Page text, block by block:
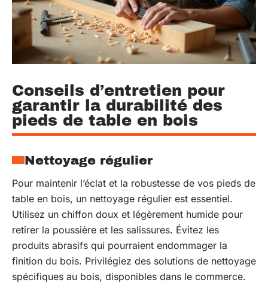
Conseils d’entretien pour
garantir la durabilité des
pieds de table en bois
Nettoyage régulier
Pour maintenir l’éclat et la robustesse de vos pieds de
table en bois, un nettoyage régulier est essentiel.
Utilisez un chiffon doux et légèrement humide pour
retirer la poussière et les salissures. Évitez les
produits abrasifs qui pourraient endommager la
finition du bois. Privilégiez des solutions de nettoyage
spécifiques au bois, disponibles dans le commerce.